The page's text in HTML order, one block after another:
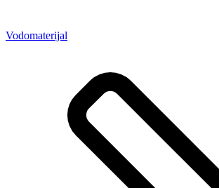
Vodomaterijal